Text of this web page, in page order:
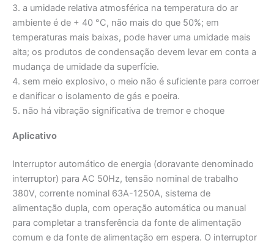
3. a umidade relativa atmosférica na temperatura do ar
ambiente é de + 40 °C, não mais do que 50%; em
temperaturas mais baixas, pode haver uma umidade mais
alta; os produtos de condensação devem levar em conta a
mudança de umidade da superfície.
4. sem meio explosivo, o meio não é suficiente para corroer
e danificar o isolamento de gás e poeira.
5. não há vibração significativa de tremor e choque
Aplicativo
Interruptor automático de energia (doravante denominado
interruptor) para AC 50Hz, tensão nominal de trabalho
380V, corrente nominal 63A-1250A, sistema de
alimentação dupla, com operação automática ou manual
para completar a transferência da fonte de alimentação
comum e da fonte de alimentação em espera. O interruptor